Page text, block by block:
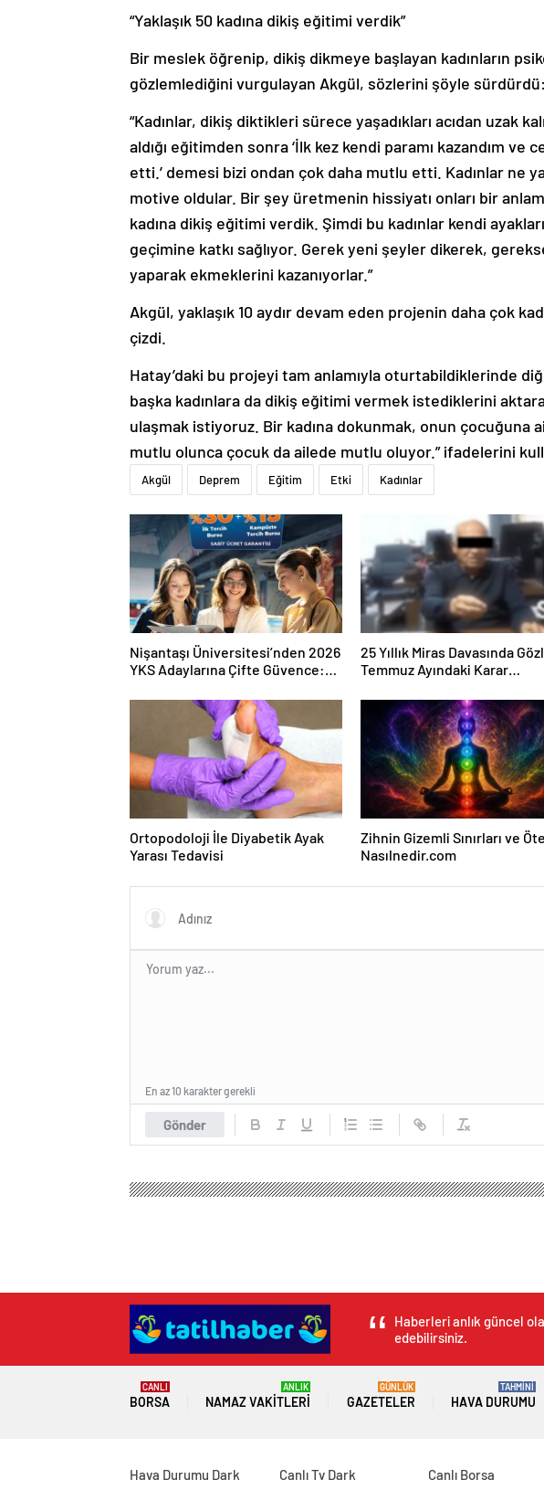
“Yaklaşık 50 kadına dikiş eğitimi verdik”
Bir meslek öğrenip, dikiş dikmeye başlayan kadınların
gözlemlediğini vurgulayan Akgül, sözlerini şöyle sürdürdü:
“Kadınlar, dikiş diktikleri sürece yaşadıkları acıdan uzak
aldığı eğitimden sonra ‘İlk kez kendi paramı kazandım
etti.’ demesi bizi ondan çok daha mutlu etti. Kadınlar ne
motive oldular. Bir şey üretmenin hissiyatı onları bir
kadına dikiş eğitimi verdik. Şimdi bu kadınlar kendi
geçimine katkı sağlıyor. Gerek yeni şeyler dikerek,
yaparak ekmeklerini kazanıyorlar.”
Akgül, yaklaşık 10 aydır devam eden projenin daha çok
çizdi.
Hatay’daki bu projeyi tam anlamıyla oturtabildiklerinde
başka kadınlara da dikiş eğitimi vermek istediklerini
ulaşmak istiyoruz. Bir kadına dokunmak, onun çocuğuna
mutlu olunca çocuk da ailede mutlu oluyor.” ifadelerini
Akgül Deprem Eğitim Etki Kadınlar
Nişantaşı Üniversitesi’nden 2026
YKS Adaylarına Çifte Güvence:
25 Yıllık Miras Davasında
Temmuz Ayındaki Karar
Ortopodoloji İle Diyabetik Ayak
Yarası Tedavisi
Zihnin Gizemli Sınırları ve
Nasılnedir.com
Gönder
En az 10 karakter gerekli
Haberleri anlık güncel
edebilirsiniz.
BORSA
CANLI
NAMAZ VAKITLERI
ANLIK
GAZETELER
GÜNLÜK
HAVA DURUMU
TAHMİNİ
Hava Durumu Dark Canlı Tv Dark Canlı Borsa